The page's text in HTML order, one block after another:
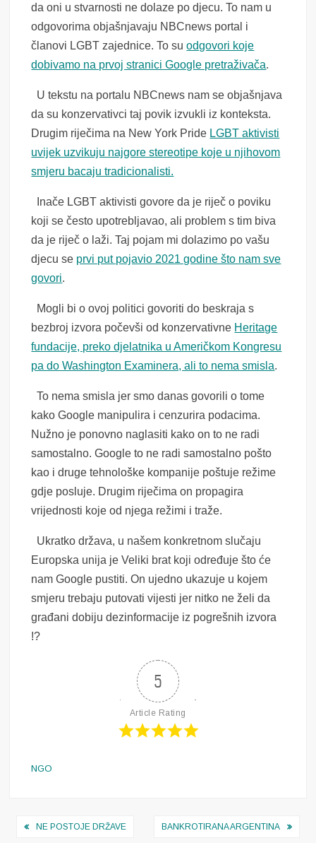
da oni u stvarnosti ne dolaze po djecu. To nam u
odgovorima objašnjavaju NBCnews portal i
članovi LGBT zajednice. To suodgovori koje
dobivamo na prvoj stranici Google pretraživača.
U tekstu na portalu NBCnews nam se objašnjava
da su konzervativci taj povik izvukli iz konteksta.
Drugim riječima na New York Pride LGBT aktivisti
uvijek uzvikuju najgore stereotipe koje u njihovom
smjeru bacaju tradicionalisti.
Inače LGBT aktivisti govore da je riječ o poviku
koji se često upotrebljavao, ali problem s tim biva
da je riječ o laži. Taj pojam mi dolazimo po vašu
djecu se prvi put pojavio 2021 godine što nam sve
govori.
Mogli bi o ovoj politici govoriti do beskraja s
bezbroj izvora počevši od konzervativne Heritage
fundacije, preko djelatnika u Američkom Kongresu
pa do Washington Examinera, ali to nema smisla.
To nema smisla jer smo danas govorili o tome
kako Google manipulira i cenzurira podacima.
Nužno je ponovno naglasiti kako on to ne radi
samostalno. Google to ne radi samostalno pošto
kao i druge tehnološke kompanije poštuje režime
gdje posluje. Drugim riječima on propagira
vrijednosti koje od njega režimi i traže.
Ukratko država, u našem konkretnom slučaju
Europska unija je Veliki brat koji određuje što će
nam Google pustiti. On ujedno ukazuje u kojem
smjeru trebaju putovati vijesti jer nitko ne želi da
građani dobiju dezinformacije iz pogrešnih izvora
!?
5
Article Rating
NGO
Navigacija
NE POSTOJE DRŽAVE BANKROTIRANA ARGENTINA